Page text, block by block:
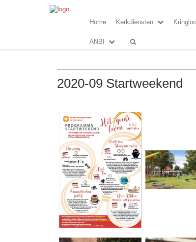
Home Kerkdiensten
ANBI
2020-09 Startweekend